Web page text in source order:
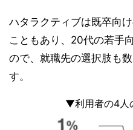
ハタラクティブは既卒向
こともあり、20代の若手
ので、就職先の選択肢も
す。
▼利用者の4人